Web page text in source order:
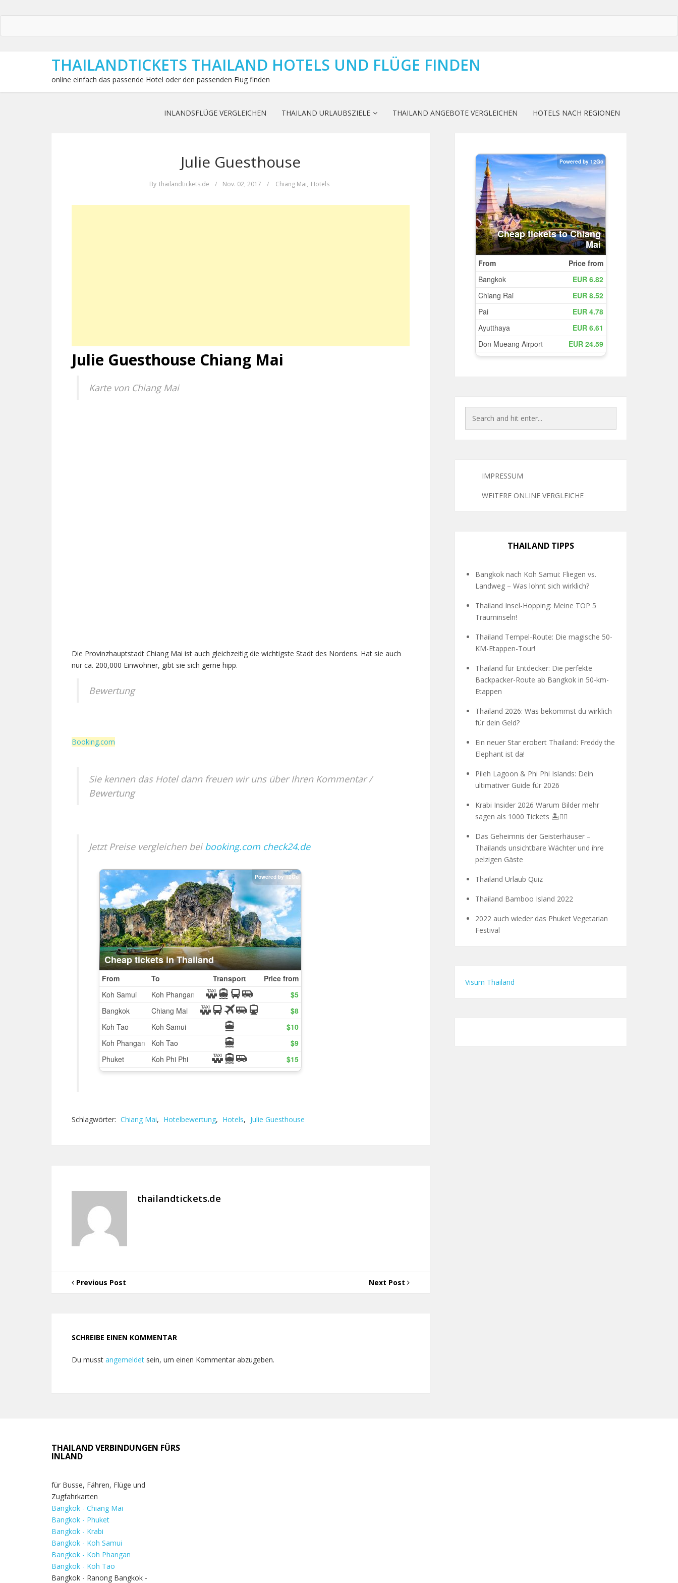
THAILANDTICKETS THAILAND HOTELS UND FLÜGE FINDEN
online einfach das passende Hotel oder den passenden Flug finden
INLANDSFLÜGE VERGLEICHEN THAILAND URLAUBSZIELE THAILAND ANGEBOTE VERGLEICHEN HOTELS NACH REGIONEN
Julie Guesthouse
By thailandtickets.de / Nov. 02, 2017 / Chiang Mai, Hotels
Julie Guesthouse Chiang Mai
Karte von Chiang Mai
Die Provinzhauptstadt Chiang Mai ist auch gleichzeitig die wichtigste Stadt des Nordens. Hat sie auch
nur ca. 200,000 Einwohner, gibt sie sich gerne hipp.
Bewertung
Booking.com
Sie kennen das Hotel dann freuen wir uns über Ihren Kommentar /
Bewertung
Jetzt Preise vergleichen bei booking.com check24.de
Schlagwörter: Chiang Mai, Hotelbewertung, Hotels, Julie Guesthouse
thailandtickets.de
Previous Post Next Post
SCHREIBE EINEN KOMMENTAR
Du musst angemeldet sein, um einen Kommentar abzugeben.
IMPRESSUM
WEITERE ONLINE VERGLEICHE
THAILAND TIPPS
Bangkok nach Koh Samui: Fliegen vs.
Landweg – Was lohnt sich wirklich?
Thailand Insel-Hopping: Meine TOP 5
Trauminseln!
Thailand Tempel-Route: Die magische 50-
KM-Etappen-Tour!
Thailand für Entdecker: Die perfekte
Backpacker-Route ab Bangkok in 50-km-
Etappen
Thailand 2026: Was bekommst du wirklich
für dein Geld?
Ein neuer Star erobert Thailand: Freddy the
Elephant ist da!
Pileh Lagoon & Phi Phi Islands: Dein
ultimativer Guide für 2026
Krabi Insider 2026 Warum Bilder mehr
sagen als 1000 Tickets 🏝️🧗‍♂️
Das Geheimnis der Geisterhäuser –
Thailands unsichtbare Wächter und ihre
pelzigen Gäste
Thailand Urlaub Quiz
Thailand Bamboo Island 2022
2022 auch wieder das Phuket Vegetarian
Festival
Visum Thailand
THAILAND VERBINDUNGEN FÜRS
INLAND
für Busse, Fähren, Flüge und
Zugfahrkarten
Bangkok - Chiang Mai
Bangkok - Phuket
Bangkok - Krabi
Bangkok - Koh Samui
Bangkok - Koh Phangan
Bangkok - Koh Tao
Bangkok - Ranong Bangkok -